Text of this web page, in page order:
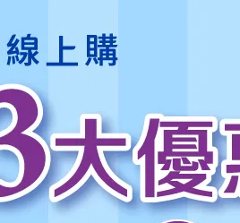
促進代謝，固本升級
★可宅配到府&超商取貨，
★ 登入會員訂購，管理訂單更方便，還
累積紅利點數，一點抵一元！
★到貨時間參考：訂購完成後，下個工
作天出貨，出貨後物流預計1-3個工作天
送達。
【促進新陳代謝 熱銷TOP.1】納豆紅
+紅麴Monacolin K+植物固醇
+Q10+葡萄籽(全素)
NT$1,620